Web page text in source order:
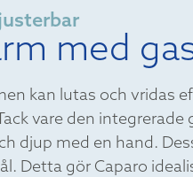
med
kan lutas och vridas
vare den integrerade
djup med en hand.
Detta gör Caparo